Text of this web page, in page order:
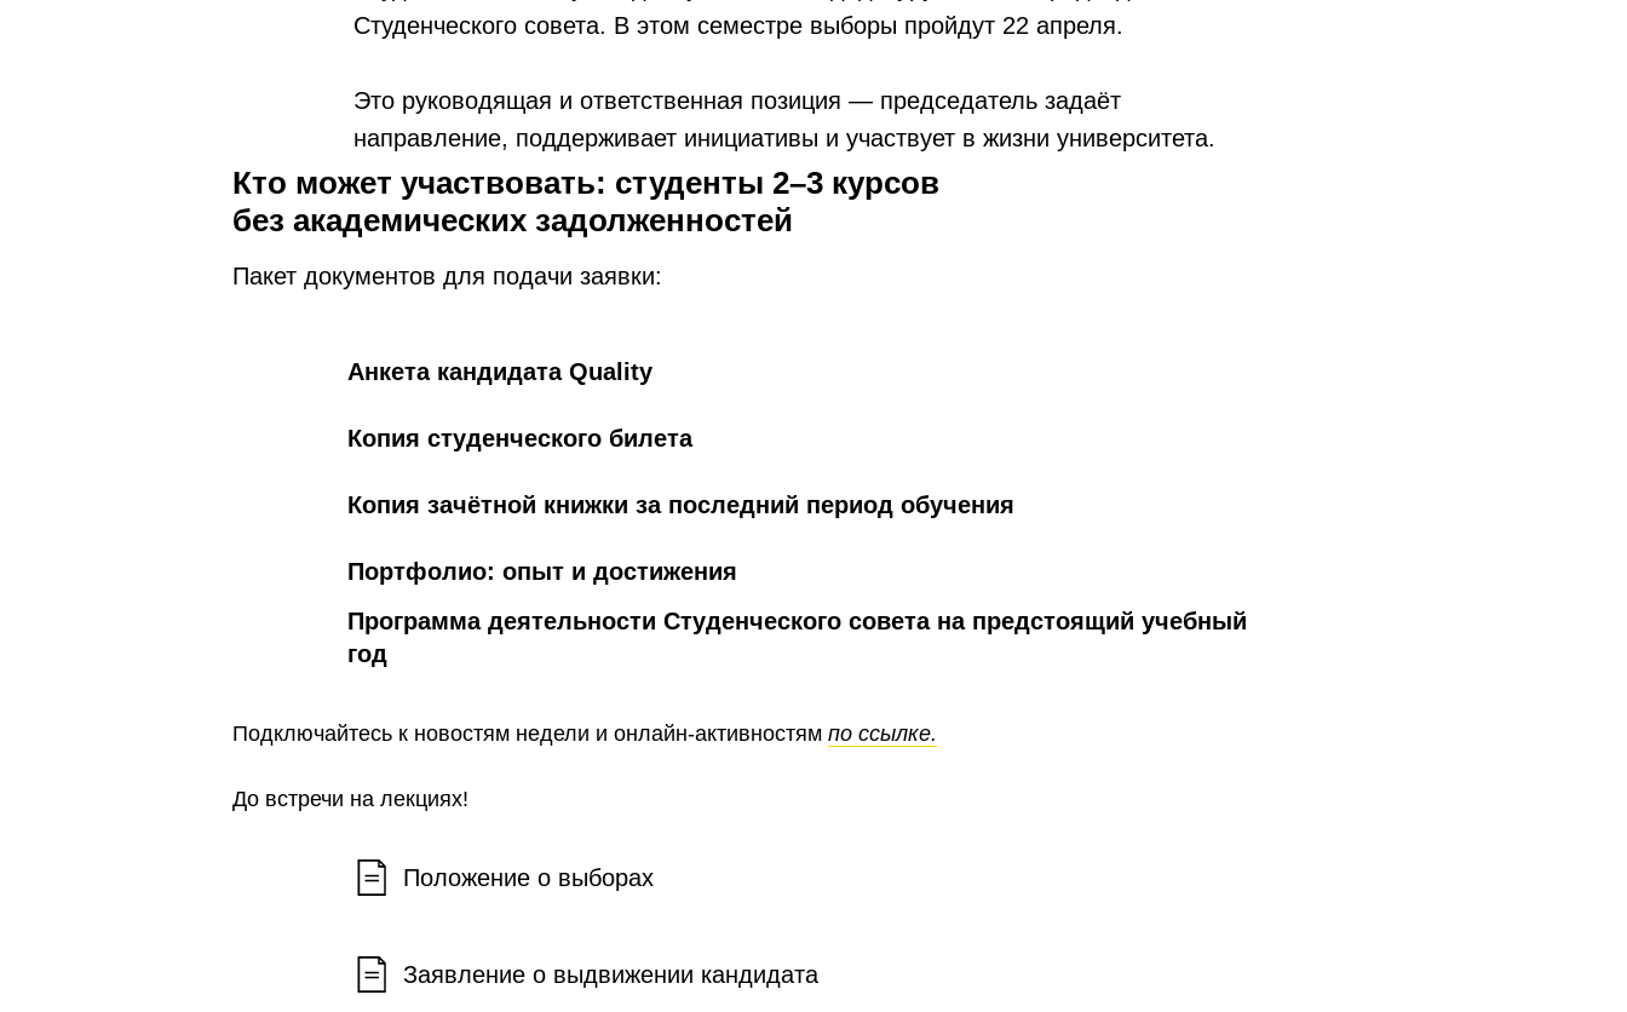
Студенческого совета. В этом семестре выборы пройдут 22 апреля.
Это руководящая и ответственная позиция — председатель задаёт
направление, поддерживает инициативы и участвует в жизни университета.
Кто может участвовать: студенты 2–3 курсов
без академических задолженностей
Пакет документов для подачи заявки:
Анкета кандидата Quality
Копия студенческого билета
Копия зачётной книжки за последний период обучения
Портфолио: опыт и достижения
Программа деятельности Студенческого совета на предстоящий учебный
год
Подключайтесь к новостям недели и онлайн-активностям по ссылке.
До встречи на лекциях!
Положение о выборах
Заявление о выдвижении кандидата